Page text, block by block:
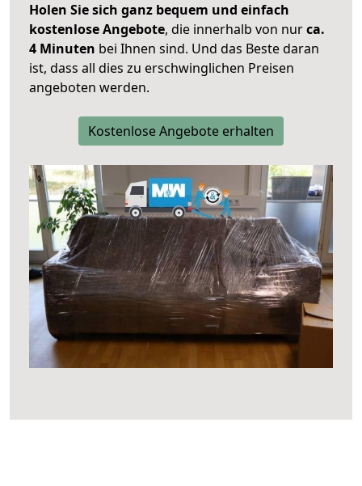
Holen Sie sich ganz bequem und einfach
kostenlose Angebote, die innerhalb von nurca.
4 Minuten bei Ihnen sind. Und das Beste daran
ist, dass all dies zu erschwinglichen Preisen
angeboten werden.
Kostenlose Angebote erhalten